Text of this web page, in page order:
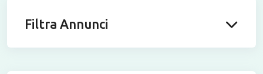
Filtra Annunci